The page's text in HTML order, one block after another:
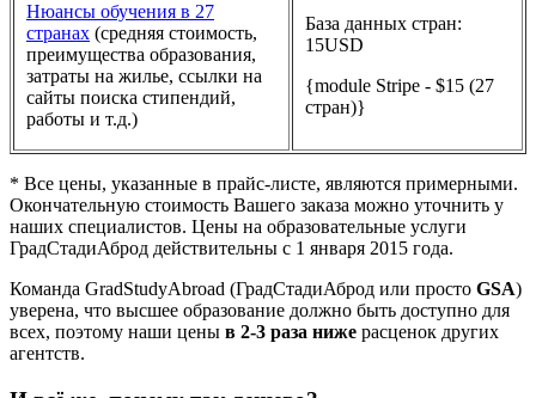
Нюансы обучения в 27
странах (средняя стоимость,
преимущества образования,
затраты на жилье, ссылки на
сайты поиска стипендий,
работы и т.д.)
База данных стран:
15USD
{module Stripe - $15 (27
стран)}
* Все цены, указанные в прайс-листе, являются примерными.
Окончательную стоимость Вашего заказа можно уточнить у
наших специалистов. Цены на образовательные услуги
ГрадСтадиАброд действительны с 1 января 2015 года.
Команда GradStudyAbroad (ГрадСтадиАброд или просто GSA)
уверена, что высшее образование должно быть доступно для
всех, поэтому наши цены в 2-3 раза ниже расценок других
агентств.